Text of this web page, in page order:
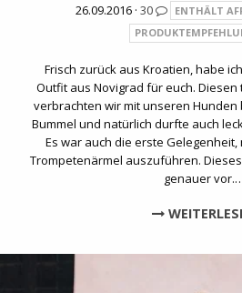
26.09.2016 · 30
ENTHÄLT
Frisch zurück aus Kroatien, habe
Outfit aus Novigrad für euch.
verbrachten wir mit unseren Hunden
Bummel und natürlich durfte auch
Es war auch die erste Gelegenheit,
Trompetenärmel auszuführen.
genauer